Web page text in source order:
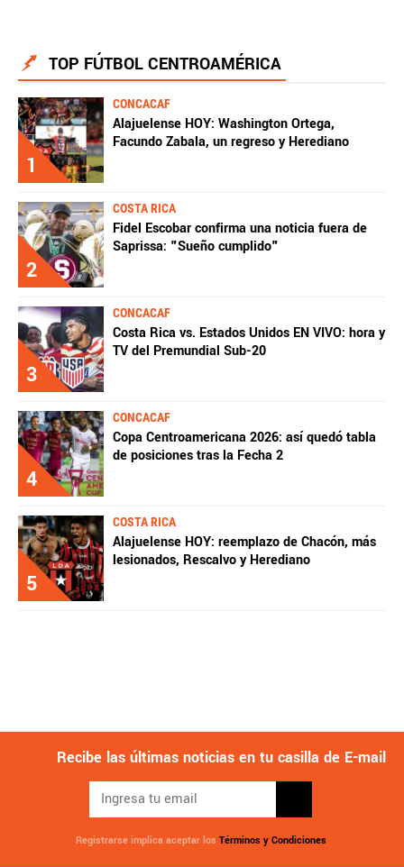
TOP FÚTBOL CENTROAMÉRICA
1
CONCACAF
Alajuelense HOY: Washington Ortega,
Facundo Zabala, un regreso y Herediano
2
COSTA RICA
Fidel Escobar confirma una noticia fuera de
Saprissa: "Sueño cumplido"
3
CONCACAF
Costa Rica vs. Estados Unidos EN VIVO: hora y
TV del Premundial Sub-20
4
CONCACAF
Copa Centroamericana 2026: así quedó tabla
de posiciones tras la Fecha 2
5
COSTA RICA
Alajuelense HOY: reemplazo de Chacón, más
lesionados, Rescalvo y Herediano
Recibe las últimas noticias en tu casilla de E-mail
Registrarse implica aceptar los Términos y Condiciones